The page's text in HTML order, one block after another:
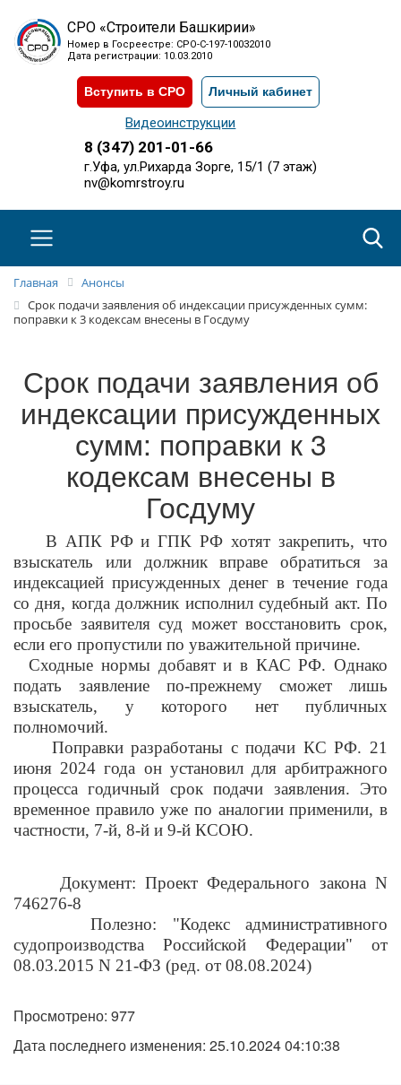
СРО «Строители Башкирии»
Номер в Госреестре: СРО-С-197-10032010
Дата регистрации: 10.03.2010
Вступить в СРО Личный кабинет
Видеоинструкции
8 (347) 201-01-66
г.Уфа, ул.Рихарда Зорге, 15/1 (7 этаж)
nv@komrstroy.ru
Главная
Анонсы
Срок подачи заявления об индексации присужденных сумм:
поправки к 3 кодексам внесены в Госдуму
Срок подачи заявления об
индексации присужденных
сумм: поправки к 3
кодексам внесены в
Госдуму
В АПК РФ и ГПК РФ хотят закрепить, что
взыскатель или должник вправе обратиться за
индексацией присужденных денег в течение года
со дня, когда должник исполнил судебный акт. По
просьбе заявителя суд может восстановить срок,
если его пропустили по уважительной причине.
Сходные нормы добавят и в КАС РФ. Однако
подать заявление по-прежнему сможет лишь
взыскатель, у которого нет публичных
полномочий.
Поправки разработаны с подачи КС РФ. 21
июня 2024 года он установил для арбитражного
процесса годичный срок подачи заявления. Это
временное правило уже по аналогии применили, в
частности, 7-й, 8-й и 9-й КСОЮ.
Документ: Проект Федерального закона N
746276-8
Полезно: "Кодекс административного
судопроизводства Российской Федерации" от
08.03.2015 N 21-ФЗ (ред. от 08.08.2024)
Просмотрено: 977
Дата последнего изменения: 25.10.2024 04:10:38